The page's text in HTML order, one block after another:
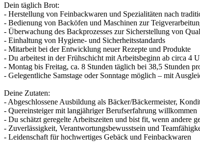
Dein täglich Brot:
- Herstellung von Feinbackwaren und Spezialitäten nach
- Bedienung von Backöfen und Maschinen zur
- Überwachung des Backprozesses zur Sicherstellung von
- Einhaltung von Hygiene- und Sicherheitsstandards
- Mitarbeit bei der Entwicklung neuer Rezepte und Produkte
- Du arbeitest in der Frühschicht mit Arbeitsbeginn ab circa 4
- Montag bis Freitag, ca. 8 Stunden täglich bei 38,5 Stunden
- Gelegentliche Samstage oder Sonntage möglich – mit
Deine Zutaten:
- Abgeschlossene Ausbildung als Bäcker/Bäckermeister,
- Quereinsteiger mit langjähriger Berufserfahrung willkommen
- Du schätzt geregelte Arbeitszeiten und bist fit, wenn andere
- Zuverlässigkeit, Verantwortungsbewusstsein und
- Leidenschaft für hochwertiges Gebäck und Feinbackwaren